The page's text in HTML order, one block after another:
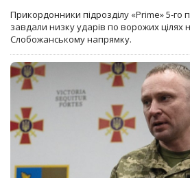
Прикордонники підрозділу «Prime» 5-го
завдали низку ударів по ворожих цілях
Слобожанському напрямку.